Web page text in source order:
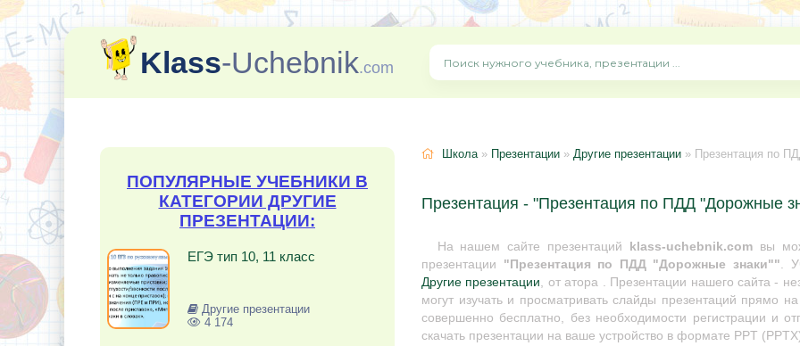
Klass-Uchebnik.com
ПОПУЛЯРНЫЕ УЧЕБНИКИ В
КАТЕГОРИИ ДРУГИЕ
ПРЕЗЕНТАЦИИ:
ЕГЭ тип 10, 11 класс
Другие презентации
4 174
Школа» Презентации » Другие презентации » Презентация по
Презентация - "Презентация по ПДД "Дорожные
На нашем сайте презентаций klass-uchebnik.comвы
презентации "Презентация по ПДД "Дорожные знаки"".
Другие презентации, от атора . Презентации нашего сайта -
могут изучать и просматривать слайды презентаций прямо
совершенно бесплатно, без необходимости регистрации и
скачать презентации на ваше устройство в формате PPT